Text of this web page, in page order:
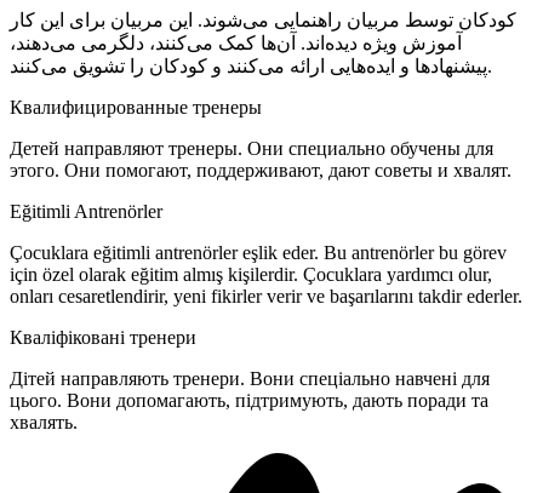
کودکان توسط مربیان راهنمایی می‌شوند. این مربیان برای این کار
آموزش ویژه دیده‌اند. آن‌ها کمک می‌کنند، دلگرمی می‌دهند،
پیشنهادها و ایده‌هایی ارائه می‌کنند و کودکان را تشویق می‌کنند.
Квалифици­рованные тренеры
Детей направляют тренеры. Они специально обучены для
этого. Они помогают, поддерживают, дают советы и хвалят.
Eğitimli Antrenörler
Çocuklara eğitimli antrenörler eşlik eder. Bu antrenörler bu görev
için özel olarak eğitim almış kişilerdir. Çocuklara yardımcı olur,
onları cesaretlendirir, yeni fikirler verir ve başarılarını takdir ederler.
Кваліфіковані тренери
Дітей направляють тренери. Вони спеціально навчені для
цього. Вони допомагають, підтримують, дають поради та
хвалять.